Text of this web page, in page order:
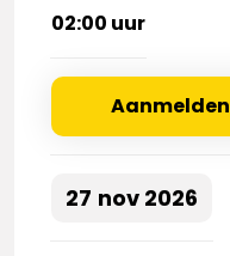
02:00 uur
Aanmelden
27 nov 2026